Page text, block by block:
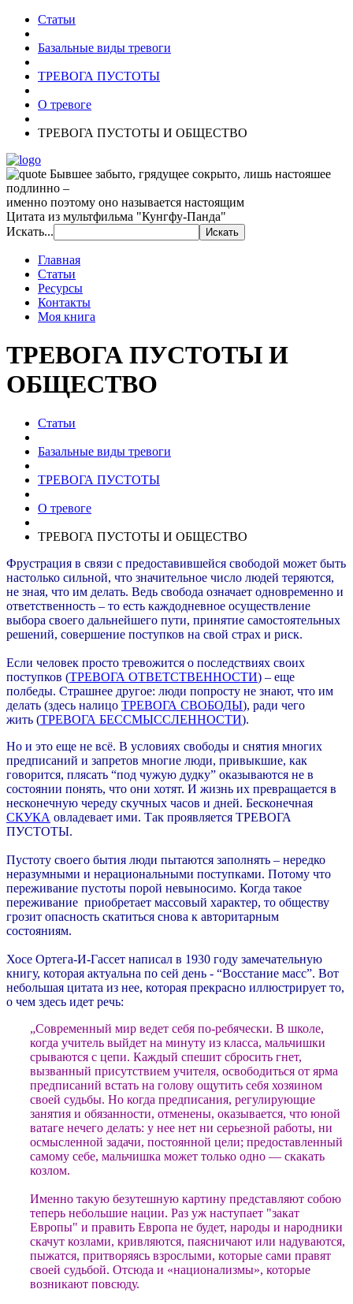
Статьи
Базальные виды тревоги
ТРЕВОГА ПУСТОТЫ
О тревоге
ТРЕВОГА ПУСТОТЫ И ОБЩЕСТВО
Бывшее забыто, грядущее сокрыто, лишь настояшее
подлинно –
именно поэтому оно называется настоящим
Цитата из мультфильма "Кунгфу-Панда"
Искать...
Главная
Статьи
Ресурсы
Контакты
Моя книга
ТРЕВОГА ПУСТОТЫ И
ОБЩЕСТВО
Статьи
Базальные виды тревоги
ТРЕВОГА ПУСТОТЫ
О тревоге
ТРЕВОГА ПУСТОТЫ И ОБЩЕСТВО
Фрустрация в связи с предоставившейся свободой может быть
настолько сильной, что значительное число людей теряются,
не зная, что им делать. Ведь свобода означает одновременно и
ответственность – то есть каждодневное осуществление
выбора своего дальнейшего пути, принятие самостоятельных
решений, совершение поступков на свой страх и риск.
Если человек просто тревожится о последствиях своих
поступков (ТРЕВОГА ОТВЕТСТВЕННОСТИ) – еще
полбеды. Страшнее другое: люди попросту не знают, что им
делать (здесь налицо ТРЕВОГА СВОБОДЫ), ради чего
жить (ТРЕВОГА БЕССМЫССЛЕННОСТИ).
Но и это еще не всё. В условиях свободы и снятия многих
предписаний и запретов многие люди, привыкшие, как
говорится, плясать “под чужую дудку” оказываются не в
состоянии понять, что они хотят. И жизнь их превращается в
несконечную череду скучных часов и дней. Бесконечная
СКУКА овладевает ими. Так проявляется ТРЕВОГА
ПУСТОТЫ.
Пустоту своего бытия люди пытаются заполнять – нередко
неразумными и нерациональными поступками. Потому что
переживание пустоты порой невыносимо. Когда такое
переживание приобретает массовый характер, то обществу
грозит опасность скатиться снова к авторитарным
состояниям.
Хосе Ортега-И-Гассет написал в 1930 году замечательную
книгу, которая актуальна по сей день - “Восстание масс”. Вот
небольшая цитата из нее, которая прекрасно иллюстрирует то,
о чем здесь идет речь:
„Современный мир ведет себя по-ребячески. В школе,
когда учитель выйдет на минуту из класса, мальчишки
срываются с цепи. Каждый спешит сбросить гнет,
вызванный присутствием учителя, освободиться от ярма
предписаний встать на голову ощутить себя хозяином
своей судьбы. Но когда предписания, регулирующие
занятия и обязанности, отменены, оказывается, что юной
ватаге нечего делать: у нее нет ни серьезной работы, ни
осмысленной задачи, постоянной цели; предоставленный
самому себе, мальчишка может только одно — скакать
козлом.
Именно такую безутешную картину представляют собою
теперь небольшие нации. Раз уж наступает "закат
Европы" и править Европа не будет, народы и народники
скачут козлами, кривляются, паясничают или надуваются,
пыжатся, притворяясь взрослыми, которые сами правят
своей судьбой. Отсюда и «национализмы», которые
возникают повсюду.